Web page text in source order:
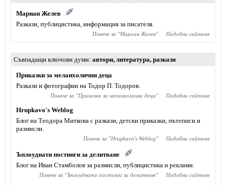
Мариан Желев
Разкази, публицистика, информация за писателя.
Повече за "Мариан Желев" Подобни сайтове
Съвпадащи ключови думи автори, литература, разкази
Приказки за меланхолични деца
Разкази и фотографии на Тодор П. Тодоров.
Повече за "Приказки за меланхолични деца" Подобни сайтове
Hrupkavo's Weblog
Блог на Теодора Миткова с разкази, детски приказки, пътеписи и
размисли.
Повече за "Hrupkavo's Weblog" Подобни сайтове
Ъплоуднати постинги за делитване
Блог на Иван Стамболов за размисли, публицистика и реклами.
Повече за "Ъплоуднати постинги за делитване" Подобни сайтове